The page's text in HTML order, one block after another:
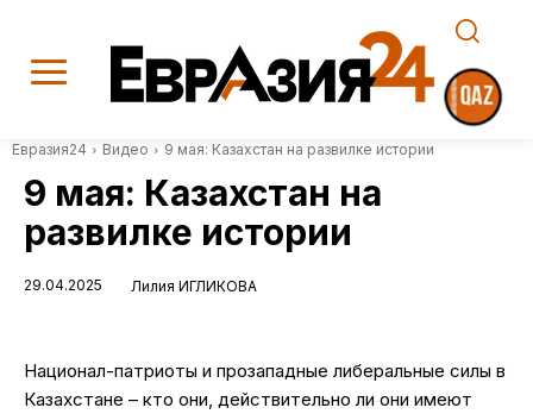
Евразия24 Видео 9 мая: Казахстан на развилке истории
9 мая: Казахстан на
развилке истории
29.04.2025 Лилия ИГЛИКОВА
Национал-патриоты и прозападные либеральные силы в
Казахстане – кто они, действительно ли они имеют